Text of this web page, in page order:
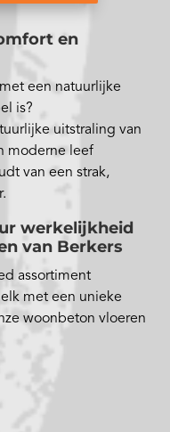
en
een natuurlijke
is?
uitstraling van
moderne leef
van een strak,
werkelijkheid
van Berkers
assortiment
met een unieke
woonbeton vloeren